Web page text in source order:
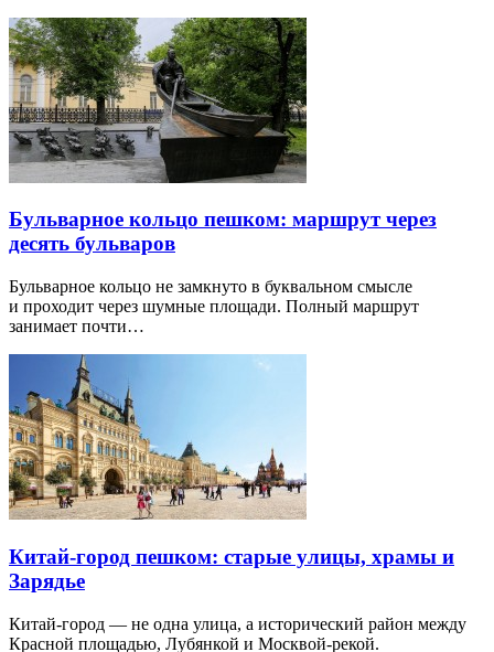
Бульварное кольцо пешком: маршрут через
десять бульваров
Бульварное кольцо не замкнуто в буквальном смысле
и проходит через шумные площади. Полный маршрут
занимает почти…
Китай-город пешком: старые улицы, храмы и
Зарядье
Китай-город — не одна улица, а исторический район между
Красной площадью, Лубянкой и Москвой-рекой.